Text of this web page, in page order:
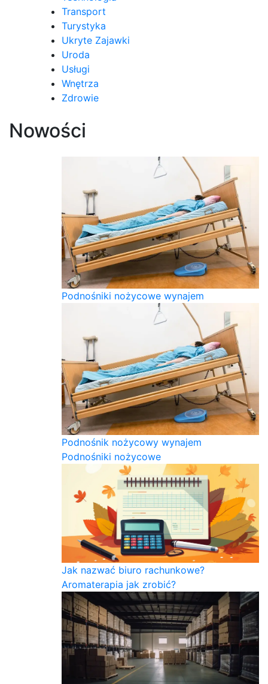
Transport
Turystyka
Ukryte Zajawki
Uroda
Usługi
Wnętrza
Zdrowie
Nowości
Podnośniki nożycowe wynajem
Podnośnik nożycowy wynajem
Podnośniki nożycowe
Jak nazwać biuro rachunkowe?
Aromaterapia jak zrobić?